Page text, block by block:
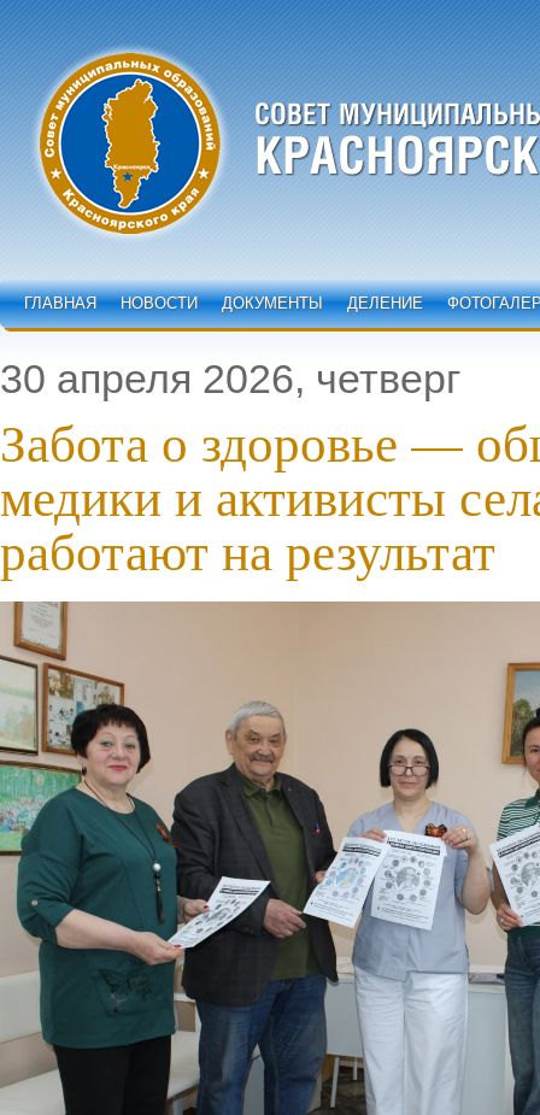
ГЛАВНАЯ НОВОСТИ ДОКУМЕНТЫ ДЕЛЕНИЕ
30 апреля 2026, четверг
Забота о здоровье —
медики и активисты
работают на результат